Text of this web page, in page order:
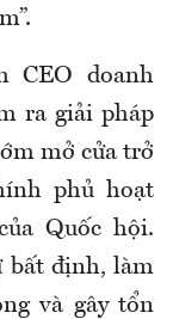
CEO doanh
ra giải pháp
mở cửa trở
phủ hoạt
Quốc hội.
bất định, làm
và gây tổn